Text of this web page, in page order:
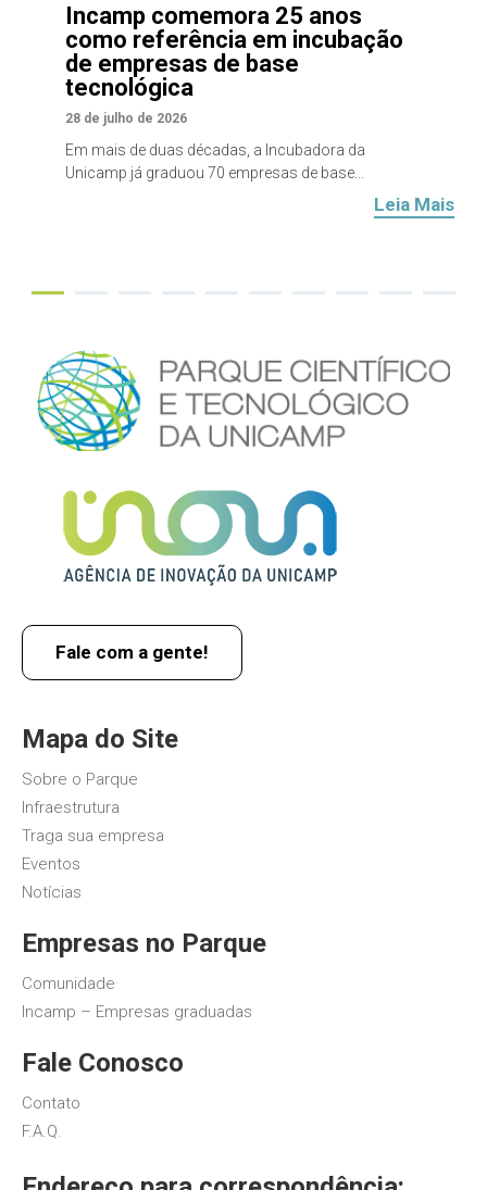
Incamp comemora 25 anos
como referência em incubação
de empresas de base
tecnológica
28 de julho de 2026
Em mais de duas décadas, a Incubadora da
Unicamp já graduou 70 empresas de base...
Leia Mais
Fale com a gente!
Mapa do Site
Sobre o Parque
Infraestrutura
Traga sua empresa
Eventos
Notícias
Empresas no Parque
Comunidade
Incamp – Empresas graduadas
Fale Conosco
Contato
F.A.Q.